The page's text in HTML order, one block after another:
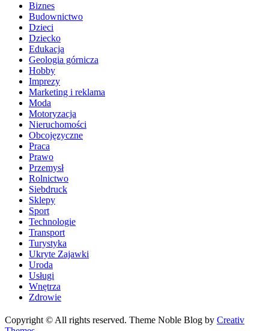
Biznes
Budownictwo
Dzieci
Dziecko
Edukacja
Geologia górnicza
Hobby
Imprezy
Marketing i reklama
Moda
Motoryzacja
Nieruchomości
Obcojęzyczne
Praca
Prawo
Przemysł
Rolnictwo
Siebdruck
Sklepy
Sport
Technologie
Transport
Turystyka
Ukryte Zajawki
Uroda
Usługi
Wnętrza
Zdrowie
Copyright © All rights reserved. Theme Noble Blog by Creativ